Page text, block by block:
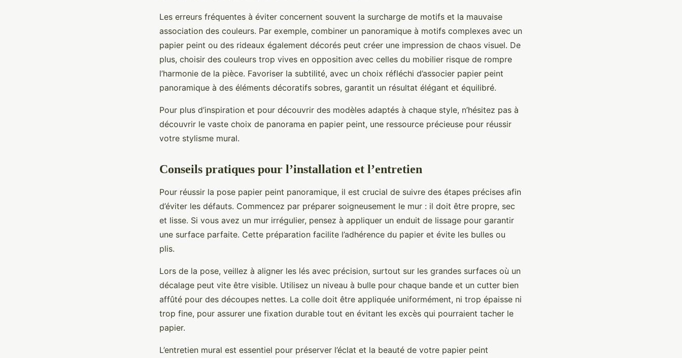
Les erreurs fréquentes à éviter concernent souvent la surcharge de motifs et la mauvaise
association des couleurs. Par exemple, combiner un panoramique à motifs complexes avec un
papier peint ou des rideaux également décorés peut créer une impression de chaos visuel. De
plus, choisir des couleurs trop vives en opposition avec celles du mobilier risque de rompre
l’harmonie de la pièce. Favoriser la subtilité, avec un choix réfléchi d’associer papier peint
panoramique à des éléments décoratifs sobres, garantit un résultat élégant et équilibré.
Pour plus d’inspiration et pour découvrir des modèles adaptés à chaque style, n’hésitez pas à
découvrir le vaste choix de panorama en papier peint, une ressource précieuse pour réussir
votre stylisme mural.
Conseils pratiques pour l’installation et l’entretien
Pour réussir la pose papier peint panoramique, il est crucial de suivre des étapes précises afin
d’éviter les défauts. Commencez par préparer soigneusement le mur : il doit être propre, sec
et lisse. Si vous avez un mur irrégulier, pensez à appliquer un enduit de lissage pour garantir
une surface parfaite. Cette préparation facilite l’adhérence du papier et évite les bulles ou
plis.
Lors de la pose, veillez à aligner les lés avec précision, surtout sur les grandes surfaces où un
décalage peut vite être visible. Utilisez un niveau à bulle pour chaque bande et un cutter bien
affûté pour des découpes nettes. La colle doit être appliquée uniformément, ni trop épaisse ni
trop fine, pour assurer une fixation durable tout en évitant les excès qui pourraient tacher le
papier.
L’entretien mural est essentiel pour préserver l’éclat et la beauté de votre papier peint